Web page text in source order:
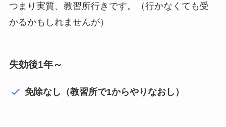
つまり実質、教習所行きです。（行かなくても受
かるかもしれませんが）
失効後1年～
免除なし（教習所で1からやりなおし）